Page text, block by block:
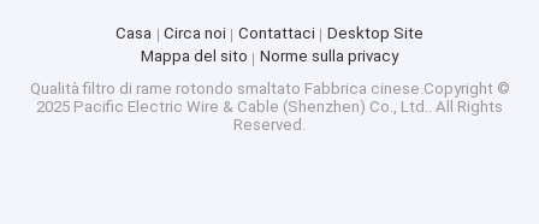
Casa Circa noi Contattaci
Desktop Site
Mappa del sito
Norme sulla privacy
Qualitàfiltro di rame rotondo smaltato Fabbrica cinese.Copyright ©
2025 Pacific Electric Wire & Cable (Shenzhen) Co., Ltd.. All Rights
Reserved.